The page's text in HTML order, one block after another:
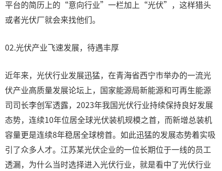
平台的简历上的“意向行业”一栏加上“光伏”，这样猎头
或者光伏厂就会来找他们。
02.光伏产业飞速发展，待遇丰厚
近年来，光伏行业发展迅猛，在青海省西宁市举办的一流光
伏产业高质量发展论坛上，国家能源局新能源和可再生能源
司司长李创军透露，2023年我国光伏行业持续保持良好发展
态势，连续10年位居全球光伏装机规模之首，而新增总装机
容量更是连续8年稳居全球榜首。如此迅猛的发展态势着实吸
引了众多人才。江苏某光伏企业的一位长期位于一线的员工
透漏，为什么当时选择进入光伏行业，就是看中了光伏行业